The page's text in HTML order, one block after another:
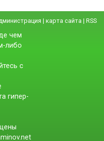
| карта сайта | RSS
чем
либо
с
гипер-